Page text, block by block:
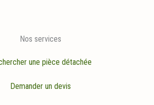
Nos services
une pièce détachée
Demander un devis